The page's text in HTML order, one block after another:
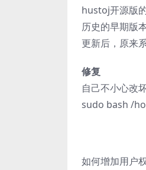
hustoj开源版
历史的早期版本
更新后，原来
修复
自己不小心改
sudo bash /
如何增加用户